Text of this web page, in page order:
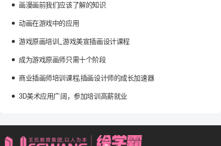
画漫画前我们应该了解的知识
动画在游戏中的应用
游戏原画培训_游戏美宣插画设计课程
成为游戏原画师只需十个阶段
商业插画师培训课程,插画设计师的成长加速器
3D美术应用广阔，参加培训高薪就业